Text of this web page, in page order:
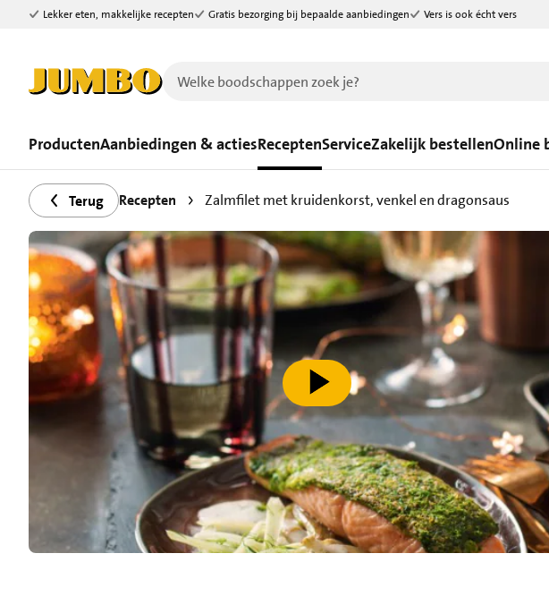
Ga naar zoeken
Ga naar hoofdinhoud
Lekker eten, makkelijke recepten Gratis bezorging bij bepaalde aanbiedingen Vers is ook écht vers
ProductenAanbiedingen & actiesReceptenServiceZakelijk bestellenOnline
Terug Recepten Zalmfilet met kruidenkorst, venkel en dragonsaus
speel video af